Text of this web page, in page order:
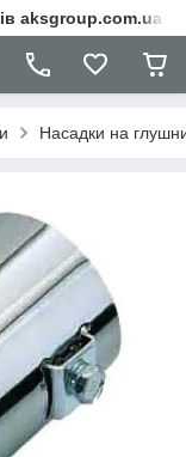
aksgroup.com.ua
Насадки на